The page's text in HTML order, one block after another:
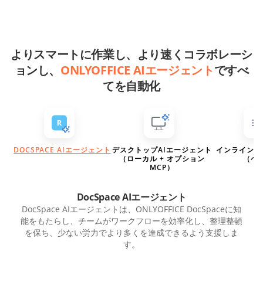
よりスマートに作業し、より速くコラボレーシ
ョンし、 ONLYOFFICE AIエージェントですべ
てを自動化
DOCSPACE AIエージェント デスクトップAIエージェント
（ローカル + オプション
MCP）
インライン
（ベ
DocSpace AIエージェント
DocSpace AIエージェントは、ONLYOFFICE DocSpaceに知
能をもたらし、チームがワークフローを効率化し、整理整頓
を保ち、少ない労力でより多くを達成できるよう支援しま
す。